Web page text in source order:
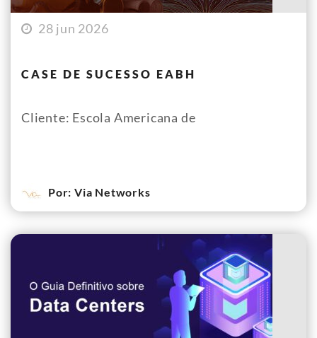
28 jun 2026
CASE DE SUCESSO EABH
Cliente: Escola Americana de
Por: Via Networks